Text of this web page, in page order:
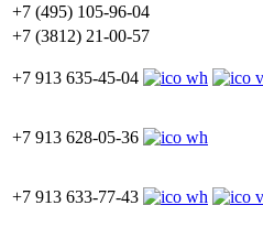
+7 (495) 105-96-04
+7 (3812) 21-00-57
+7 913 635-45-04
+7 913 628-05-36
+7 913 633-77-43